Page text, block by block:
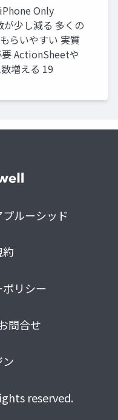
Only
少し減る 多くの
らいやすい 実質
ActionSheetや
増える 19
ルーシッド
リシー
問合せ
reserved.